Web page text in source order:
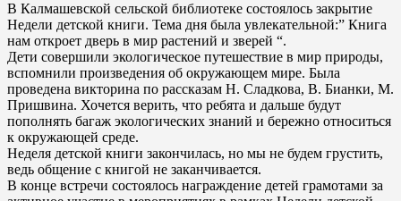
В Калмашевской сельской библиотеке состоялось закрытие
Недели детской книги. Тема дня была увлекательной:” Книга
нам откроет дверь в мир растений и зверей “.
Дети совершили экологическое путешествие в мир природы,
вспомнили произведения об окружающем мире. Была
проведена викторина по рассказам Н. Сладкова, В. Бианки, М.
Пришвина. Хочется верить, что ребята и дальше будут
пополнять багаж экологических знаний и бережно относиться
к окружающей среде.
Неделя детской книги закончилась, но мы не будем грустить,
ведь общение с книгой не заканчивается.
В конце встречи состоялось награждение детей грамотами за